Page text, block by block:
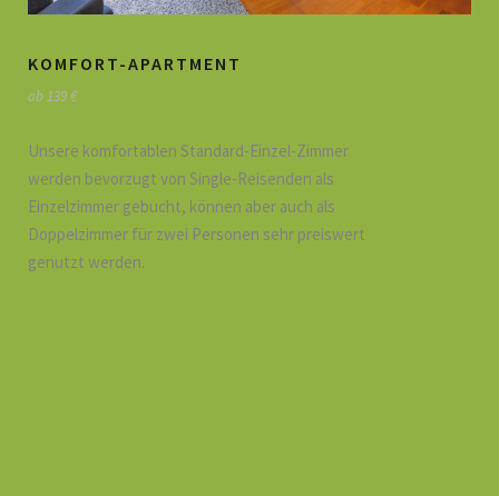
KOMFORT-APARTMENT
ab 139 €
Unsere komfortablen Standard-Einzel-Zimmer
werden bevorzugt von Single-Reisenden als
Einzelzimmer gebucht, können aber auch als
Doppelzimmer für zwei Personen sehr preiswert
genutzt werden.